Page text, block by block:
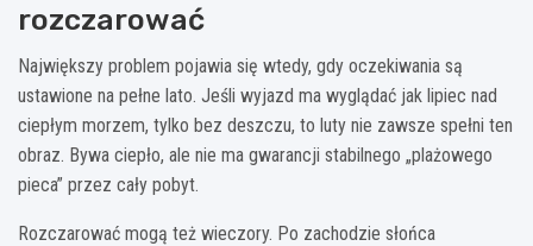
rozczarować
Największy problem pojawia się wtedy, gdy oczekiwania są
ustawione na pełne lato. Jeśli wyjazd ma wyglądać jak lipiec nad
ciepłym morzem, tylko bez deszczu, to luty nie zawsze spełni ten
obraz. Bywa ciepło, ale nie ma gwarancji stabilnego „plażowego
pieca” przez cały pobyt.
Rozczarować mogą też wieczory. Po zachodzie słońca